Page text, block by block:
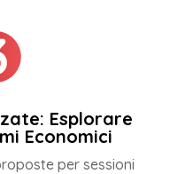
Esplorare
Economici
per sessioni